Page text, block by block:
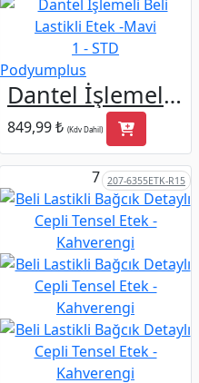
1 - STD
Podyumplus
Dantel İşlemeli Beli Lastikli Etek -Mavi
849,99 ₺ (Kdv Dahil)
7 207-6355ETK-R15